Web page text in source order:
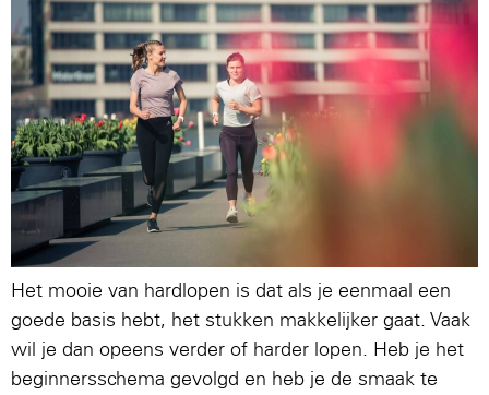
Het mooie van hardlopen is dat als je eenmaal een
goede basis hebt, het stukken makkelijker gaat. Vaak
wil je dan opeens verder of harder lopen. Heb je het
beginnersschema gevolgd en heb je de smaak te